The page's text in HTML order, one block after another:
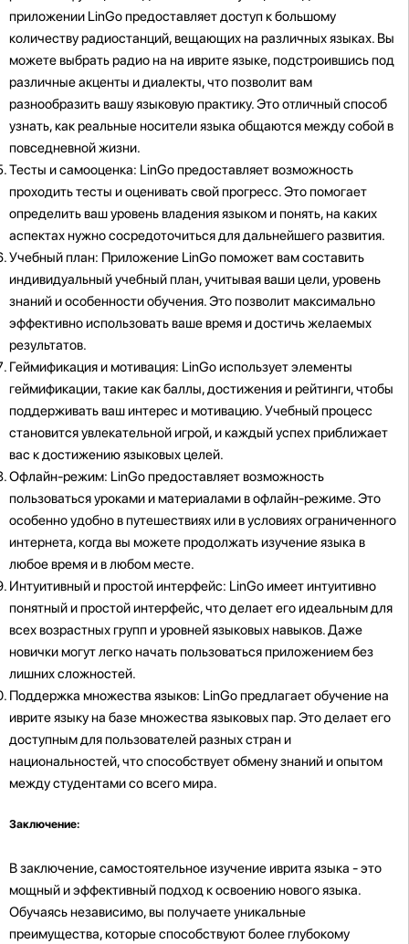
приложении LinGo предоставляет доступ к большому
количеству радиостанций, вещающих на различных языках. Вы
можете выбрать радио на на иврите языке, подстроившись под
различные акценты и диалекты, что позволит вам
разнообразить вашу языковую практику. Это отличный способ
узнать, как реальные носители языка общаются между собой в
повседневной жизни.
Тесты и самооценка: LinGo предоставляет возможность
проходить тесты и оценивать свой прогресс. Это помогает
определить ваш уровень владения языком и понять, на каких
аспектах нужно сосредоточиться для дальнейшего развития.
Учебный план: Приложение LinGo поможет вам составить
индивидуальный учебный план, учитывая ваши цели, уровень
знаний и особенности обучения. Это позволит максимально
эффективно использовать ваше время и достичь желаемых
результатов.
Геймификация и мотивация: LinGo использует элементы
геймификации, такие как баллы, достижения и рейтинги, чтобы
поддерживать ваш интерес и мотивацию. Учебный процесс
становится увлекательной игрой, и каждый успех приближает
вас к достижению языковых целей.
Офлайн-режим: LinGo предоставляет возможность
пользоваться уроками и материалами в офлайн-режиме. Это
особенно удобно в путешествиях или в условиях ограниченного
интернета, когда вы можете продолжать изучение языка в
любое время и в любом месте.
Интуитивный и простой интерфейс: LinGo имеет интуитивно
понятный и простой интерфейс, что делает его идеальным для
всех возрастных групп и уровней языковых навыков. Даже
новички могут легко начать пользоваться приложением без
лишних сложностей.
Поддержка множества языков: LinGo предлагает обучение на
иврите языку на базе множества языковых пар. Это делает его
доступным для пользователей разных стран и
национальностей, что способствует обмену знаний и опытом
между студентами со всего мира.
Заключение:
В заключение, самостоятельное изучение иврита языка - это
мощный и эффективный подход к освоению нового языка.
Обучаясь независимо, вы получаете уникальные
преимущества, которые способствуют более глубокому